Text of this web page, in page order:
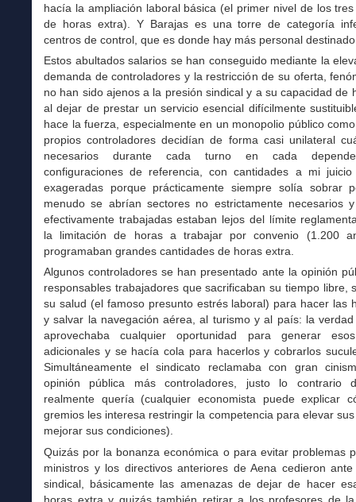
hacía la ampliación laboral básica (el primer nivel de los
de horas extra). Y Barajas es una torre de categoría
centros de control, que es donde hay más personal
Estos abultados salarios se han conseguido mediante la
demanda de controladores y la restricción de su oferta,
no han sido ajenos a la presión sindical y a su capacidad de
al dejar de prestar un servicio esencial difícilmente
hace la fuerza, especialmente en un monopolio público
propios controladores decidían de forma casi unilateral
necesarios durante cada turno en cada
configuraciones de referencia, con cantidades a mi
exageradas porque prácticamente siempre solía sobrar
menudo se abrían sectores no estrictamente necesarios
efectivamente trabajadas estaban lejos del límite
la limitación de horas a trabajar por convenio (1.200
programaban grandes cantidades de horas extra.
Algunos controladores se han presentado ante la opinión
responsables trabajadores que sacrificaban su tiempo libre,
su salud (el famoso presunto estrés laboral) para hacer las
y salvar la navegación aérea, al turismo y al país: la
aprovechaba cualquier oportunidad para generar
adicionales y se hacía cola para hacerlos y cobrarlos
Simultáneamente el sindicato reclamaba con gran
opinión pública más controladores, justo lo contrario
realmente quería (cualquier economista puede explicar
gremios les interesa restringir la competencia para elevar
mejorar sus condiciones).
Quizás por la bonanza económica o para evitar problemas
ministros y los directivos anteriores de Aena cedieron
sindical, básicamente las amenazas de dejar de hacer
horas extra y quizás también retirar a los profesores de